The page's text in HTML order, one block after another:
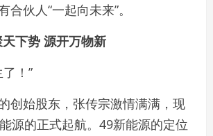
合伙人“一起向未来”。
下势 源开万物新
！”
创始股东，张传宗激情满满，现
源的正式起航。49新能源的定位